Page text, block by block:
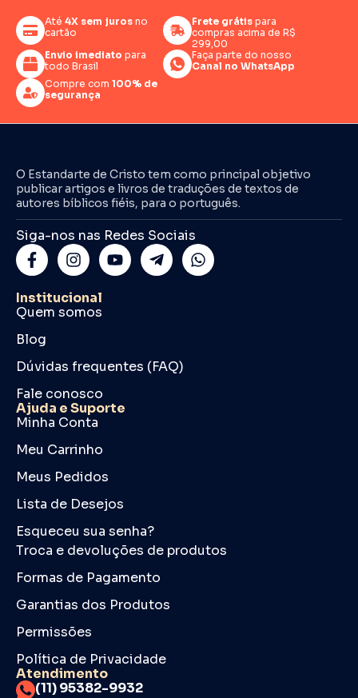
Até 4X sem juros no
cartão
Frete grátispara
compras acima de R$
299,00
Envio imediato para
todo Brasil
Faça parte do nosso
Canal no WhatsApp
Compre com 100% de
segurança
O Estandarte de Cristo tem como principal objetivo
publicar artigos e livros de traduções de textos de
autores bíblicos fiéis, para o português.
Siga-nos nas Redes Sociais
Institucional
Quem somos
Blog
Dúvidas frequentes (FAQ)
Fale conosco
Ajuda e Suporte
Minha Conta
Meu Carrinho
Meus Pedidos
Lista de Desejos
Esqueceu sua senha?
Troca e devoluções de produtos
Formas de Pagamento
Garantias dos Produtos
Permissões
Política de Privacidade
Atendimento
(11) 95382-9932